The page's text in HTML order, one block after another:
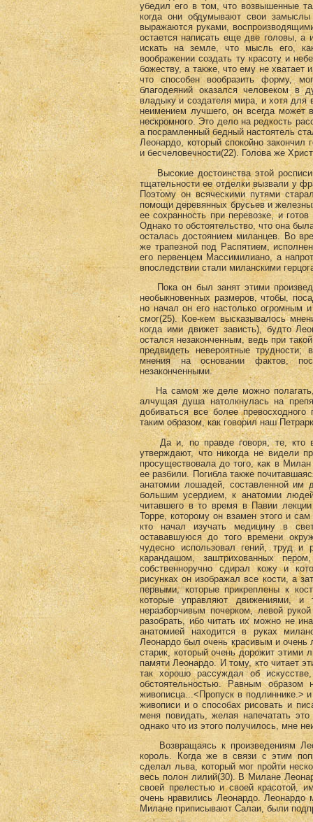
убедил его в том, что возвышенные
когда они обдумывают свои
выражаются руками,
остается написать еще две головы, а
искать на земле, что мысль его,
воображении создать ту красоту и
божеству, а также, что ему не хватает
что способен вообразить форму,
благодеяний оказался человеком в
владыку и создателя мира, и хотя для
неимением лучшего, он всегда может
нескромного. Это дело на редкость
а посрамленный бедный настоятель
Леонардо, который спокойно
и бесчеловечности(22). Голова же
Высокие достоинства этой росписи
тщательности ее отделки вызвали у
Поэтому он всяческими путями
помощи деревянных брусьев и
ее сохранность при перевозке, и
Однако то обстоятельство, что она
осталась достоянием миланцев. Во
же трапезной под Распятием,
его первенцем Массимилиано, а
впоследствии стали миланскими
Пока он был занят этими
необыкновенных размеров, чтобы,
но начал он его настолько огромным
смог(25) . Кое-кем высказывалось
когда ими движет зависть), будто
остался незаконченным, ведь при
предвидеть невероятные
мнения на основании фактов,
незаконченными.
На самом же деле можно полагать,
алчущая душа натолкнулась на
добиваться все более
таким образом, как говорил наш
Да и, по правде говоря, те, кто
утверждают, что никогда не видели
просуществовала до того, как в
ее разбили. Погибла также
анатомии лошадей, составленной им
большим усердием, к анатомии
читавшего в то время в Павии
Торре, которому он взамен этого и
кто начал изучать медицину в
остававшуюся до того времени
чудесно использовал гений, труд и
карандашом, заштрихованных
собственноручно сдирал кожу и
рисунках он изображал все кости, а
первыми, которые прикреплены к
которые управляют движениями,
неразборчивым почерком, левой
разобрать, ибо читать их можно не
анатомией находится в руках
Леонардо был очень красивым и
старик, который очень дорожит этими
памяти Леонардо. И тому, кто читает
так хорошо рассуждал об
обстоятельностью. Равным образом
живописца...<Пропуск в подлиннике.>
живописи и о способах рисовать и
меня повидать, желая напечатать
однако что из этого получилось, мне
Возвращаясь к произведениям
король. Когда же в связи с этим
сделал льва, который мог пройти
весь полон лилий(30). В Милане
своей прелестью и своей красотой,
очень нравились Леонардо. Леонардо
Милане приписывают Салаи, были